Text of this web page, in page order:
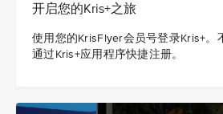
开启您的Kris+之旅
使用您的KrisFlyer会员号登录Kris+。
通过Kris+应用程序快捷注册。